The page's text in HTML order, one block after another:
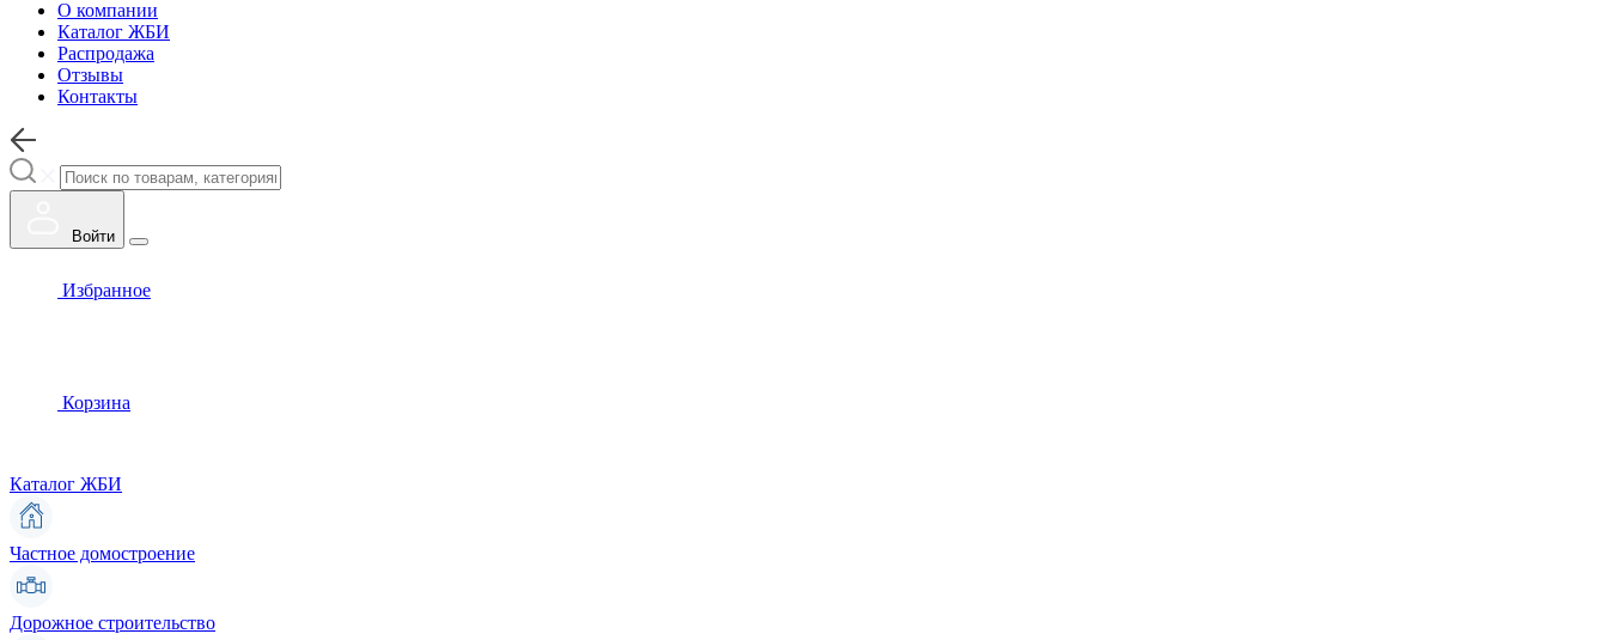
О компании
Каталог ЖБИ
Распродажа
Отзывы
Контакты
Войти
Избранное
Корзина
Каталог ЖБИ
Частное домостроение
Дорожное строительство